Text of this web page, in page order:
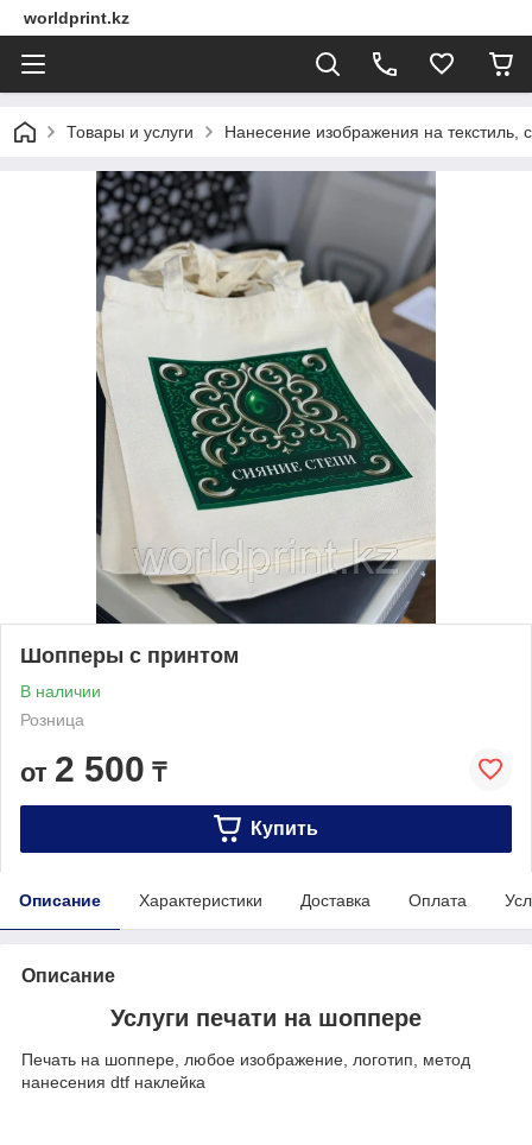
worldprint.kz
Товары и услуги Нанесение изображения на текстиль,
Шопперы с принтом
В наличии
Розница
от 2 500 ₸
Купить
Описание Характеристики Доставка Оплата
Описание
Услуги печати на шоппере
Печать на шоппере, любое изображение, логотип, метод
нанесения dtf наклейка